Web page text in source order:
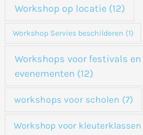
Workshop op locatie(12)
Workshop Servies beschilderen (1)
Workshops voor festivals en
evenementen (12)
workshops voor scholen (7)
Workshop voor kleuterklassen